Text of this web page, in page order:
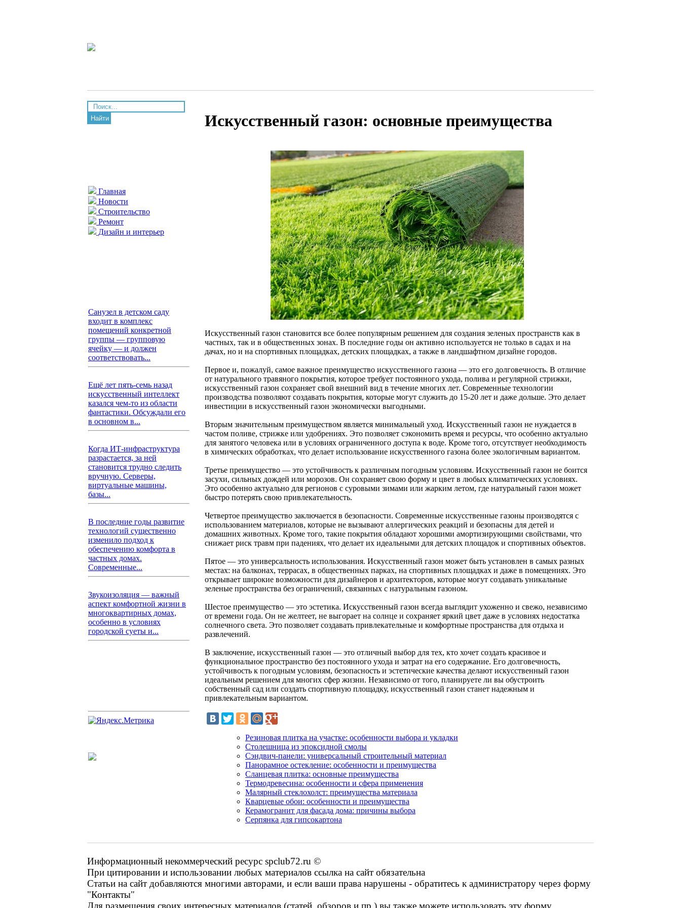
Найти
Главная
Новости
Строительство
Ремонт
Дизайн и интерьер
Санузел в детском саду
входит в комплекс
помещений конкретной
группы — групповую
ячейку — и должен
соответствовать...
Ещё лет пять-семь назад
искусственный интеллект
казался чем-то из области
фантастики. Обсуждали его
в основном в...
Когда ИТ-инфраструктура
разрастается, за ней
становится трудно следить
вручную. Серверы,
виртуальные машины,
базы...
В последние годы развитие
технологий существенно
изменило подход к
обеспечению комфорта в
частных домах.
Современные...
Звукоизоляция — важный
аспект комфортной жизни в
многоквартирных домах,
особенно в условиях
городской суеты и...
Искусственный газон: основные преимущества
Искусственный газон становится все более популярным решением для создания зеленых пространств как в
частных, так и в общественных зонах. В последние годы он активно используется не только в садах и на
дачах, но и на спортивных площадках, детских площадках, а также в ландшафтном дизайне городов.
Первое и, пожалуй, самое важное преимущество искусственного газона — это его долговечность. В отличие
от натурального травяного покрытия, которое требует постоянного ухода, полива и регулярной стрижки,
искусственный газон сохраняет свой внешний вид в течение многих лет. Современные технологии
производства позволяют создавать покрытия, которые могут служить до 15-20 лет и даже дольше. Это делает
инвестиции в искусственный газон экономически выгодными.
Вторым значительным преимуществом является минимальный уход. Искусственный газон не нуждается в
частом поливе, стрижке или удобрениях. Это позволяет сэкономить время и ресурсы, что особенно актуально
для занятого человека или в условиях ограниченного доступа к воде. Кроме того, отсутствует необходимость
в химических обработках, что делает использование искусственного газона более экологичным вариантом.
Третье преимущество — это устойчивость к различным погодным условиям. Искусственный газон не боится
засухи, сильных дождей или морозов. Он сохраняет свою форму и цвет в любых климатических условиях.
Это особенно актуально для регионов с суровыми зимами или жарким летом, где натуральный газон может
быстро потерять свою привлекательность.
Четвертое преимущество заключается в безопасности. Современные искусственные газоны производятся с
использованием материалов, которые не вызывают аллергических реакций и безопасны для детей и
домашних животных. Кроме того, такие покрытия обладают хорошими амортизирующими свойствами, что
снижает риск травм при падениях, что делает их идеальными для детских площадок и спортивных объектов.
Пятое — это универсальность использования. Искусственный газон может быть установлен в самых разных
местах: на балконах, террасах, в общественных парках, на спортивных площадках и даже в помещениях. Это
открывает широкие возможности для дизайнеров и архитекторов, которые могут создавать уникальные
зеленые пространства без ограничений, связанных с натуральным газоном.
Шестое преимущество — это эстетика. Искусственный газон всегда выглядит ухоженно и свежо, независимо
от времени года. Он не желтеет, не выгорает на солнце и сохраняет яркий цвет даже в условиях недостатка
солнечного света. Это позволяет создавать привлекательные и комфортные пространства для отдыха и
развлечений.
В заключение, искусственный газон — это отличный выбор для тех, кто хочет создать красивое и
функциональное пространство без постоянного ухода и затрат на его содержание. Его долговечность,
устойчивость к погодным условиям, безопасность и эстетические качества делают искусственный газон
идеальным решением для многих сфер жизни. Независимо от того, планируете ли вы обустроить
собственный сад или создать спортивную площадку, искусственный газон станет надежным и
привлекательным вариантом.
Резиновая плитка на участке: особенности выбора и укладки
Столешница из эпоксидной смолы
Сэндвич-панели: универсальный строительный материал
Панорамное остекление: особенности и преимущества
Сланцевая плитка: основные преимущества
Термодревесина: особенности и сфера применения
Малярный стеклохолст: преимущества материала
Кварцевые обои: особенности и преимущества
Керамогранит для фасада дома: причины выбора
Серпянка для гипсокартона
Информационный некоммерческий ресурс spclub72.ru ©
При цитировании и использовании любых материалов ссылка на сайт обязательна
Статьи на сайт добавляются многими авторами, и если ваши права нарушены - обратитесь к администратору через форму
"Контакты"
Для размещения своих интересных материалов (статей, обзоров и пр.) вы также можете использовать эту форму